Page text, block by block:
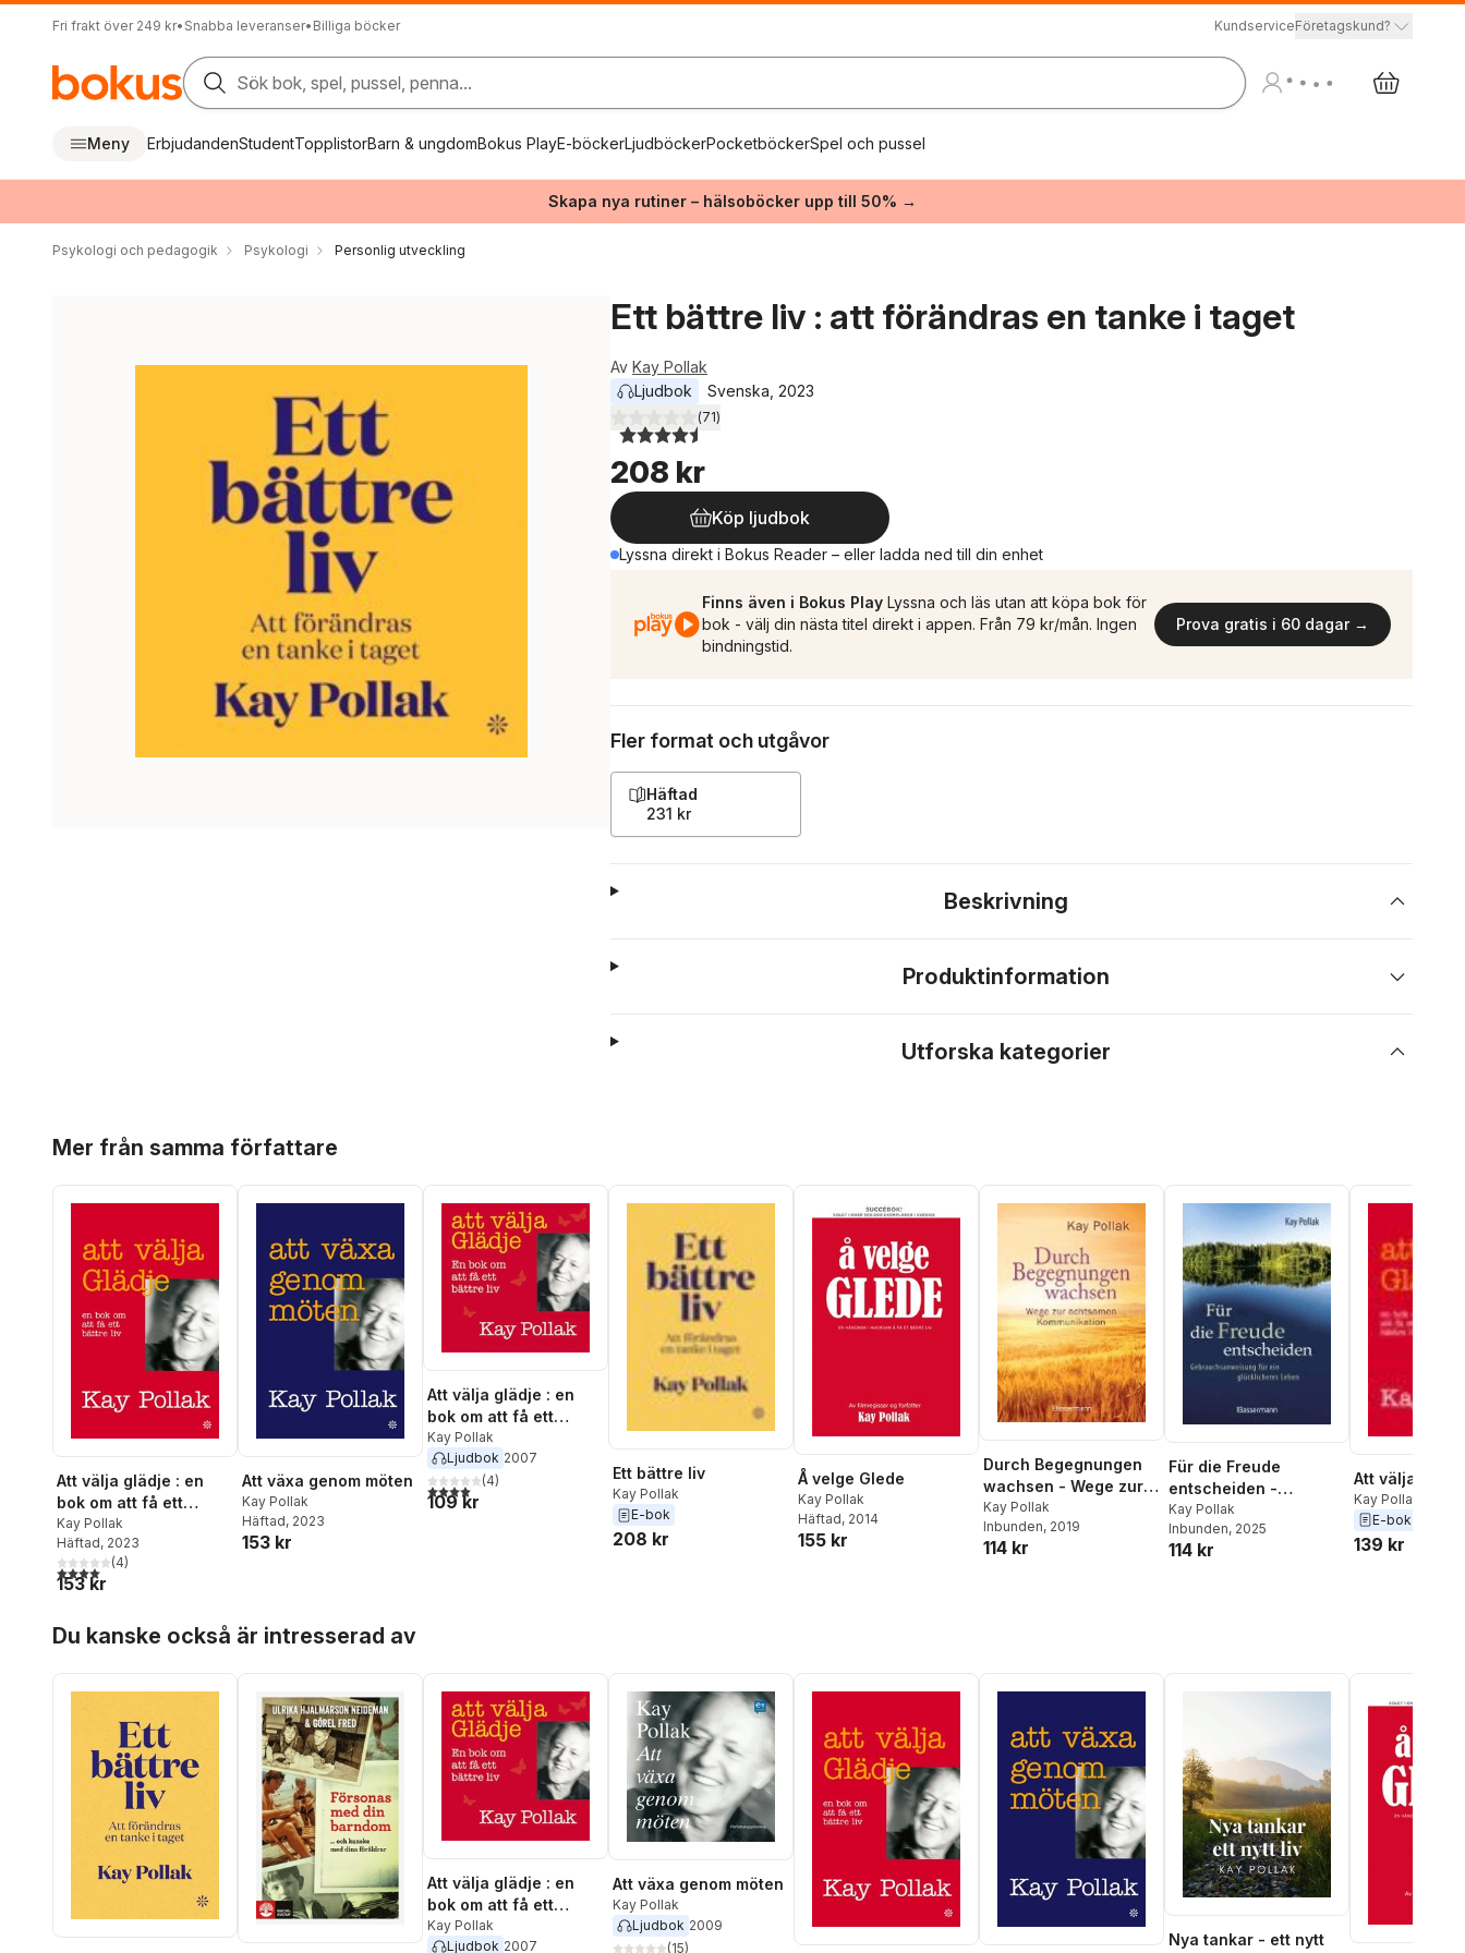
Fri frakt över 249 kr• Snabba leveranser• Billiga böcker KundserviceFöretagskund?
Sök bok, spel, pussel, penna...
Meny ErbjudandenStudentTopplistorBarn & ungdomBokus PlayE-böckerLjudböckerPocketböckerSpel och pussel
Skapa nya rutiner – hälsoböcker upp till 50% →
Psykologi och pedagogik Psykologi Personlig utveckling
Ett bättre liv : att förändras en tanke i taget
Av Kay Pollak
Ljudbok
Svenska 2023
4,5utav 5 stjärnor. Totalt antal röster:
(71)
208 kr
Köp ljudbok
Lyssna direkt i Bokus Reader – eller ladda ned till din enhet
Finns även i Bokus Play Lyssna och läs utan att köpa bok för
bok - välj din nästa titel direkt i appen. Från 79 kr/mån. Ingen
bindningstid.
Prova gratis i 60 dagar →
Fler format och utgåvor
Häftad
231 kr
Beskrivning
Produktinformation
Utforska kategorier
Mer från samma författare
Att välja glädje : en
bok om att få ett
bättre liv
Kay Pollak
Häftad, 2023
4,0utav 5 stjärnor. Totalt antal röster:
(4)
153 kr
Att växa genom möten
Kay Pollak
Häftad, 2023
153 kr
Att välja glädje : en
bok om att få ett
bättre liv
Kay Pollak
Ljudbok 2007
4,0utav 5 stjärnor. Totalt antal röster:
(4)
109 kr
Ett bättre liv
Kay Pollak
E-bok
208 kr
Å velge Glede
Kay Pollak
Häftad, 2014
155 kr
Durch Begegnungen
wachsen - Wege zur
achtsamen
Kommunikation
Kay Pollak
Inbunden, 2019
114 kr
Für die Freude
entscheiden -
Gebrauchsanweisung
für ein glücklicheres
Leben
Kay Pollak
Inbunden, 2025
114 kr
Att välja
Kay Pollak
E-bok
139 kr
Du kanske också är intresserad av
Att välja glädje : en
bok om att få ett
bättre liv
Kay Pollak
Ljudbok 2007
Att växa genom möten
Kay Pollak
Ljudbok 2009
(15)
Nya tankar - ett nytt